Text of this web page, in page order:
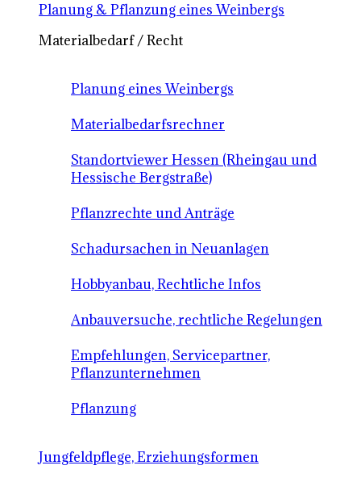
Planung & Pflanzung eines Weinbergs
Materialbedarf / Recht
Planung eines Weinbergs
Materialbedarfsrechner
Standortviewer Hessen (Rheingau und
Hessische Bergstraße)
Pflanzrechte und Anträge
Schadursachen in Neuanlagen
Hobbyanbau, Rechtliche Infos
Anbauversuche, rechtliche Regelungen
Empfehlungen, Servicepartner,
Pflanzunternehmen
Pflanzung
Jungfeldpflege, Erziehungsformen